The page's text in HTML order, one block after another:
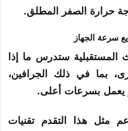
حرارة الصفر المطلق.
سرعة الجهاز
المستقبلية ستدرس ما إذا
بما في ذلك
الجرافين،
يعمل بسرعات أعلى.
مثل هذا التقدم تقنيات